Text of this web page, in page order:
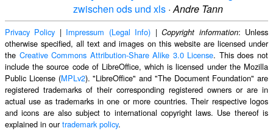
zwischen ods und xls ·Andre Tann
Privacy Policy | Impressum (Legal Info) |Copyright information: Unless
otherwise specified, all text and images on this website are licensed under
the Creative Commons Attribution-Share Alike 3.0 License. This does not
include the source code of LibreOffice, which is licensed under the Mozilla
Public License (MPLv2). "LibreOffice" and "The Document Foundation" are
registered trademarks of their corresponding registered owners or are in
actual use as trademarks in one or more countries. Their respective logos
and icons are also subject to international copyright laws. Use thereof is
explained in ourtrademark policy.